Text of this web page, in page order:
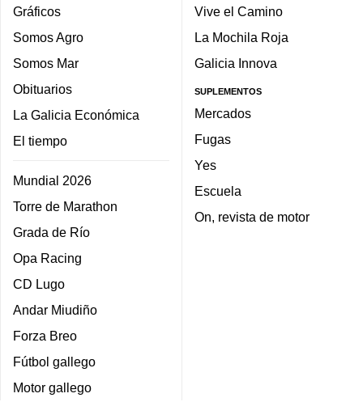
Gráficos
Somos Agro
Somos Mar
Obituarios
La Galicia Económica
El tiempo
Mundial 2026
Torre de Marathon
Grada de Río
Opa Racing
CD Lugo
Andar Miudiño
Forza Breo
Fútbol gallego
Motor gallego
Vive el Camino
La Mochila Roja
Galicia Innova
SUPLEMENTOS
Mercados
Fugas
Yes
Escuela
On, revista de motor